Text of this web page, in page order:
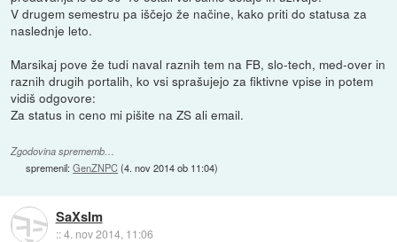
V drugem semestru pa iščejo že načine, kako priti do statusa za
naslednje leto.
Marsikaj pove že tudi naval raznih tem na FB, slo-tech, med-over in
raznih drugih portalih, ko vsi sprašujejo za fiktivne vpise in potem
vidiš odgovore:
Za status in ceno mi pišite na ZS ali email.
Zgodovina sprememb…
spremenil:GenZNPC(4. nov 2014 ob 11:04)
SaXsIm
::4. nov 2014, 11:06